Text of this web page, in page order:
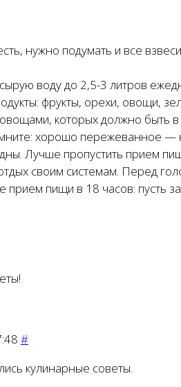
нужно подумать и все
воду до 2,5-3 литров
фрукты, орехи, овощи,
которых должно быть
хорошо пережеванное —
Лучше пропустить прием
своим системам. Перед
прием пищи в 18 часов: пусть
#
кулинарные советы.